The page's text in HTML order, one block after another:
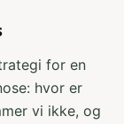
for en
hvor er
vi ikke, og